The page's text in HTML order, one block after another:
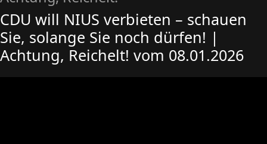
CDU will NIUS verbieten – schauen
Sie, solange Sie noch dürfen! |
Achtung, Reichelt! vom 08.01.2026